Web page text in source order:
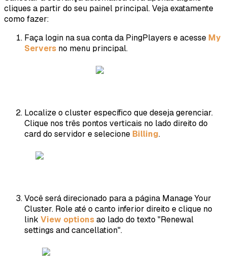
cliques a partir do seu painel principal. Veja exatamente
como fazer:
Faça login na sua conta da PingPlayers e acesse My
Servers no menu principal.
Localize o cluster específico que deseja gerenciar.
Clique nos três pontos verticais no lado direito do
card do servidor e selecione Billing.
Você será direcionado para a página Manage Your
Cluster. Role até o canto inferior direito e clique no
link View optionsao lado do texto "Renewal
settings and cancellation".